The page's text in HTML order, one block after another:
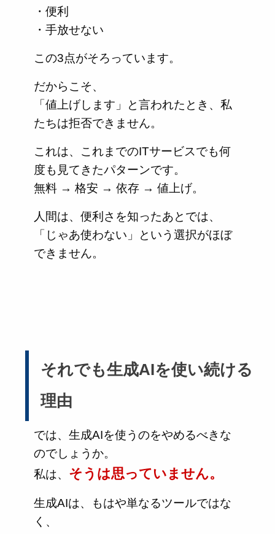
・便利
・手放せない
この3点がそろっています。
だからこそ、
「値上げします」と言われたとき、私
たちは拒否できません。
これは、これまでのITサービスでも何
度も見てきたパターンです。
無料 → 格安 → 依存 → 値上げ。
人間は、便利さを知ったあとでは、
「じゃあ使わない」という選択がほぼ
できません。
それでも生成AIを使い続ける
理由
では、生成AIを使うのをやめるべきな
のでしょうか。
私は、 そうは思っていません。
生成AIは、もはや単なるツールではな
く、